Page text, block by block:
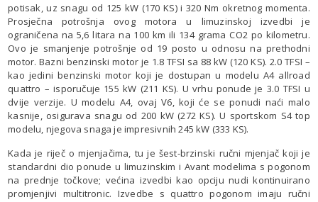
potisak, uz snagu od 125 kW (170 KS) i 320 Nm okretnog momenta.
Prosječna potrošnja ovog motora u limuzinskoj izvedbi je
ograničena na 5,6 litara na 100 km ili 134 grama CO2 po kilometru.
Ovo je smanjenje potrošnje od 19 posto u odnosu na prethodni
motor. Bazni benzinski motor je 1.8 TFSI sa 88 kW (120 KS). 2.0 TFSI –
kao jedini benzinski motor koji je dostupan u modelu A4 allroad
quattro – isporučuje 155 kW (211 KS). U vrhu ponude je 3.0 TFSI u
dvije verzije. U modelu A4, ovaj V6, koji će se ponudi naći malo
kasnije, osigurava snagu od 200 kW (272 KS). U sportskom S4 top
modelu, njegova snaga je impresivnih 245 kW (333 KS).
Kada je riječ o mjenjačima, tu je šest-brzinski ručni mjenjač koji je
standardni dio ponude u limuzinskim i Avant modelima s pogonom
na prednje točkove; većina izvedbi kao opciju nudi kontinuirano
promjenjivi multitronic. Izvedbe s quattro pogonom imaju ručni